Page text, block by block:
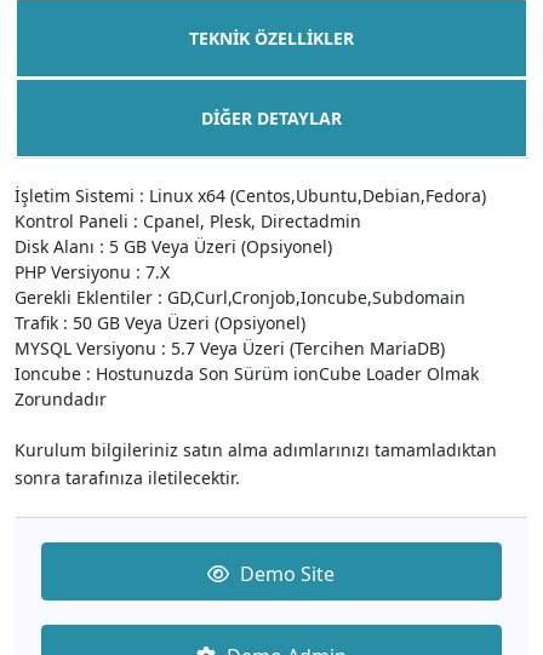
TEKNIK ÖZELLIKLER
DIĞER DETAYLAR
İşletim Sistemi : Linux x64 (Centos,Ubuntu,Debian,Fedora)
Kontrol Paneli : Cpanel, Plesk, Directadmin
Disk Alanı : 5 GB Veya Üzeri (Opsiyonel)
PHP Versiyonu : 7.X
Gerekli Eklentiler : GD,Curl,Cronjob,Ioncube,Subdomain
Trafik : 50 GB Veya Üzeri (Opsiyonel)
MYSQL Versiyonu : 5.7 Veya Üzeri (Tercihen MariaDB)
Ioncube : Hostunuzda Son Sürüm ionCube Loader Olmak
Zorundadır
Kurulum bilgileriniz satın alma adımlarınızı tamamladıktan
sonra tarafınıza iletilecektir.
Demo Site